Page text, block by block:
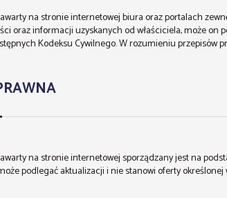
na stronie internetowej biura oraz portalach
oraz informacji uzyskanych od właściciela, może on
Kodeksu Cywilnego. W rozumieniu
na stronie internetowej sporządzany jest na
podlegać aktualizacji i nie stanowi oferty określonej